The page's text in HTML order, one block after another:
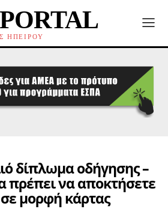
ΗΠΕΙΡΟΥ
δίπλωμα οδήγησης –
πρέπει να αποκτήσετε
μορφή κάρτας